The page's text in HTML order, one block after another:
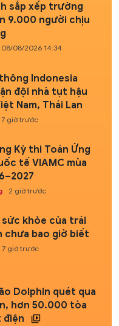
sắp xếp trường
9.000 người chịu
08/08/2026 14:34
Indonesia
đội nhà tụt hậu
Nam, Thái Lan
7 giờ trước
Kỳ thi Toán Ứng
tế VIAMC mùa
2 giờ trước
sức khỏe của trái
chưa bao giờ biết
7 giờ trước
Dolphin quét qua
hơn 50.000 tòa
điện